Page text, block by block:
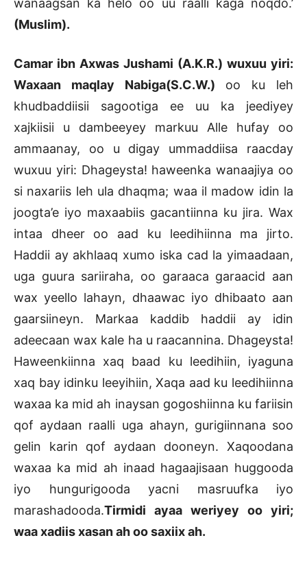
wanaagsan ka helo oo uu raalli kaga noqdo.’
(Muslim).
Camar ibn Axwas Jushami (A.K.R.) wuxuu yiri:
Waxaan maqlay Nabiga(S.C.W.) oo ku leh
khudbaddiisii sagootiga ee uu ka jeediyey
xajkiisii u dambeeyey markuu Alle hufay oo
ammaanay, oo u digay ummaddiisa raacday
wuxuu yiri: Dhageysta! haweenka wanaajiya oo
si naxariis leh ula dhaqma; waa il madow idin la
joogta’e iyo maxaabiis gacantiinna ku jira. Wax
intaa dheer oo aad ku leedihiinna ma jirto.
Haddii ay akhlaaq xumo iska cad la yimaadaan,
uga guura sariiraha, oo garaaca garaacid aan
wax yeello lahayn, dhaawac iyo dhibaato aan
gaarsiineyn. Markaa kaddib haddii ay idin
adeecaan wax kale ha u raacannina. Dhageysta!
Haweenkiinna xaq baad ku leedihiin, iyaguna
xaq bay idinku leeyihiin, Xaqa aad ku leedihiinna
waxaa ka mid ah inaysan gogoshiinna ku fariisin
qof aydaan raalli uga ahayn, gurigiinnana soo
gelin karin qof aydaan dooneyn. Xaqoodana
waxaa ka mid ah inaad hagaajisaan huggooda
iyo hungurigooda yacni masruufka iyo
marashadooda.Tirmidi ayaa weriyey oo yiri;
waa xadiis xasan ah oo saxiix ah.